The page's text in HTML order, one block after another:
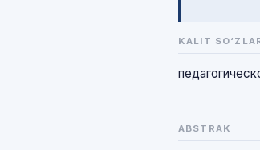
KALIT
ABSTRAK